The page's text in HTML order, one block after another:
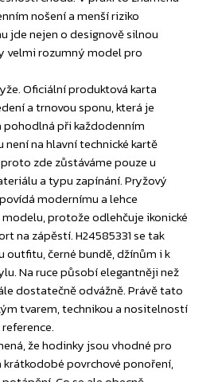
nošení a menší riziko
jde nejen o designově silnou
velmi rozumný model pro
Oficiální produktová karta
a trnovou sponu, která je
pohodlná při každodenním
není na hlavní technické kartě
zde zůstáváme pouze u
a typu zapínání. Pryžový
modernímu a lehce
protože odlehčuje ikonické
na zápěstí. H24585331 se tak
outfitu, černé bundě, džínům i k
Na ruce působí elegantněji než
dostatečně odvážně. Právě tato
tvarem, technikou a nositelností
že hodinky jsou vhodné pro
povrchové ponoření,